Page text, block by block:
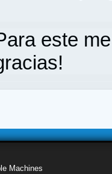
este
Machines